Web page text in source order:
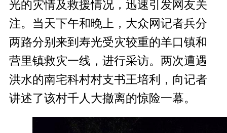
光的灾情及救援情况，迅速引发网友关
注。当天下午和晚上，大众网记者兵分
两路分别来到寿光受灾较重的羊口镇和
营里镇救灾一线，进行采访。两次遭遇
洪水的南宅科村村支书王培利，向记者
讲述了该村千人大撤离的惊险一幕。